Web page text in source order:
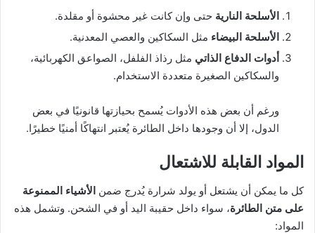
الأسلحة النارية حتى وإن كانت غير محشوة أو مقلدة.
الأسلحة البيضاء مثل السكاكين والعصي المعدنية.
أدوات الدفاع الذاتي مثل رذاذ الفلفل، الصواعق الكهربائية،
والسكاكين الصغيرة متعددة الاستخدام.
ورغم أن بعض هذه الأدوات يُسمح بحيازتها قانونيًا في بعض
الدول، إلا أن وجودها داخل الطائرة يُعتبر انتهاكًا أمنيًا خطيرًا.
المواد القابلة للاشتعال
كل ما يمكن أن يشتعل أو يولد شرارة يُدرج ضمن الأشياء الممنوعة
على متن الطائرة، سواء داخل حقيبة اليد أو في الشحن. وتشمل هذه
المواد: